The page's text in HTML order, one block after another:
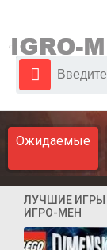
Ожидаемые
ЛУЧШИЕ ИГРЫ
ИГРО-МЕН